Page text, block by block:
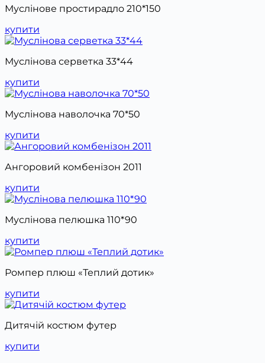
Муслінове простирадло 210*150
купити
Муслінова серветка 33*44
купити
Муслінова наволочка 70*50
купити
Ангоровий комбенізон 2011
купити
Муслінова пелюшка 110*90
купити
Ромпер плюш «Теплий дотик»
купити
Дитячій костюм футер
купити